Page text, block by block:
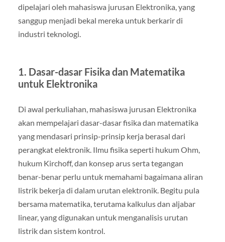
dipelajari oleh mahasiswa jurusan Elektronika, yang
sanggup menjadi bekal mereka untuk berkarir di
industri teknologi.
1. Dasar-dasar Fisika dan Matematika
untuk Elektronika
Di awal perkuliahan, mahasiswa jurusan Elektronika
akan mempelajari dasar-dasar fisika dan matematika
yang mendasari prinsip-prinsip kerja berasal dari
perangkat elektronik. Ilmu fisika seperti hukum Ohm,
hukum Kirchoff, dan konsep arus serta tegangan
benar-benar perlu untuk memahami bagaimana aliran
listrik bekerja di dalam urutan elektronik. Begitu pula
bersama matematika, terutama kalkulus dan aljabar
linear, yang digunakan untuk menganalisis urutan
listrik dan sistem kontrol.